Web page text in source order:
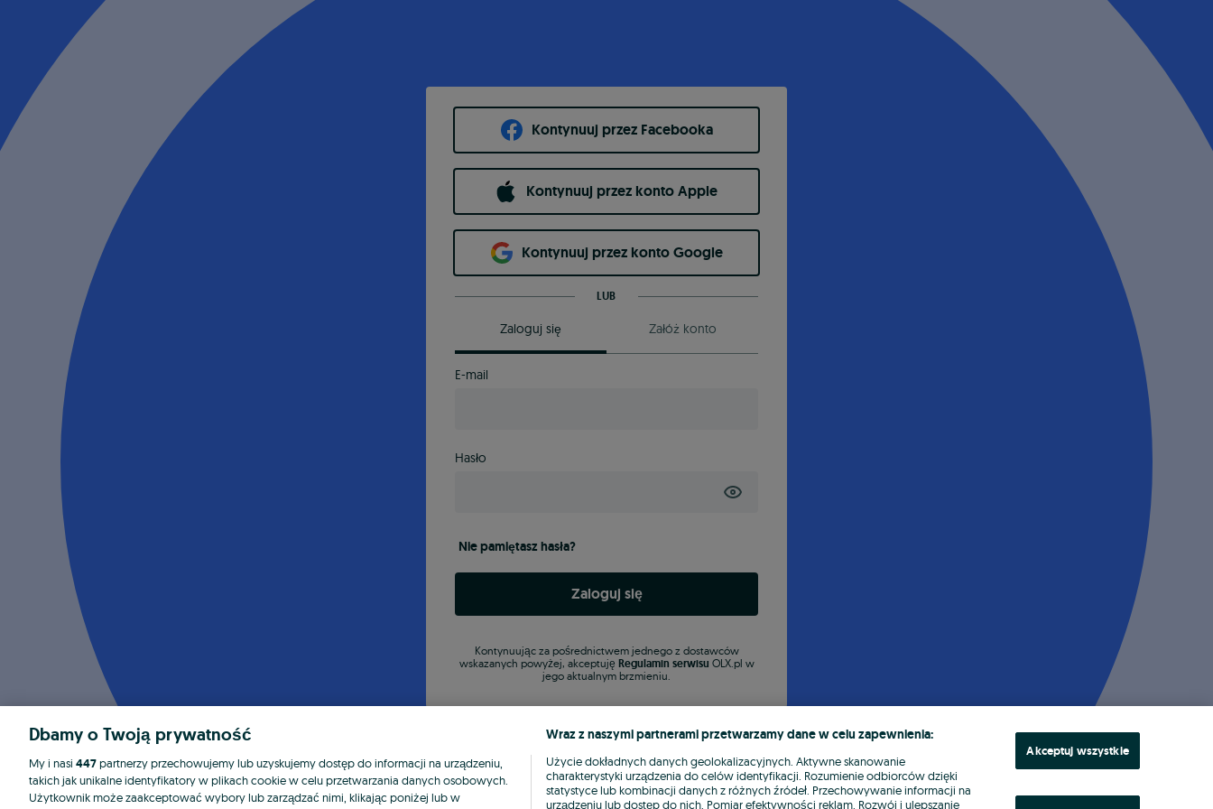
Kontynuuj przez Facebooka
Kontynuuj przez konto Apple
Kontynuuj przez konto Google
LUB
Zaloguj się Załóż konto
E-mail
Hasło
Nie pamiętasz hasła?
Zaloguj się
Kontynuując za pośrednictwem jednego z dostawców
wskazanych powyżej, akceptuję Regulamin serwisu OLX.pl w
jego aktualnym brzmieniu.
Dbamy o Twoją prywatność
My i nasi 447partnerzy przechowujemy lub uzyskujemy dostęp do informacji na urządzeniu,
takich jak unikalne identyfikatory w plikach cookie w celu przetwarzania danych osobowych.
Użytkownik może zaakceptować wybory lub zarządzać nimi, klikając poniżej lub w
Wraz z naszymi partnerami przetwarzamy dane w celu zapewnienia:
Użycie dokładnych danych geolokalizacyjnych. Aktywne skanowanie
charakterystyki urządzenia do celów identyfikacji. Rozumienie odbiorców dzięki
statystyce lub kombinacji danych z różnych źródeł. Przechowywanie informacji na
urządzeniu lub dostęp do nich. Pomiar efektywności reklam. Rozwój i ulepszanie
Akceptuj wszystkie